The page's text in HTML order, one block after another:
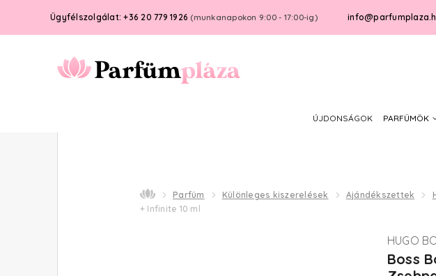
Ügyfélszolgálat: +36 20 779 1926 (munkanapokon 9:00 - 17:00-ig)
ÚJDONSÁGOK PARFÜMÖK
Parfüm Különleges kiszerelések Ajándékszettek
+ Infinite 10 ml
HUGO
Boss